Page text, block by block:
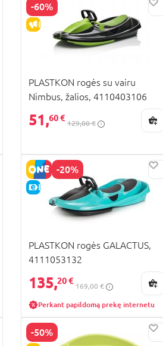
-60%
IŠPARDAVIMAS
PLASTKON rogės su vairu
Nimbus, žalios, 4110403106
51,60 €
129,00 €
-20%
E-KAINA
PLASTKON rogės GALACTUS,
4111053132
135,20 €
169,00 €
Perkant papildomą prekę internetu
-50%